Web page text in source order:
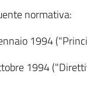
normativa:
1994
1994